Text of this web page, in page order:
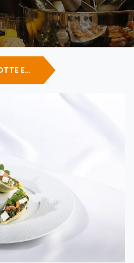
LOTTE EN HABIT VERT, CONCHIGLIONI FARCIS FETA ÉPINARDS ET SAUCE ESTRAGON